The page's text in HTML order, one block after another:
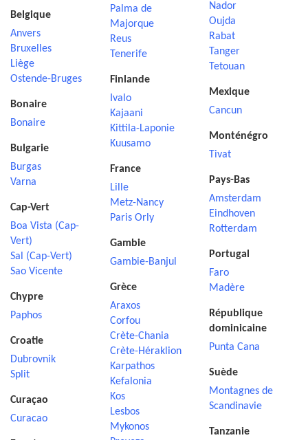
Belgique
Anvers
Bruxelles
Liège
Ostende-Bruges
Bonaire
Bonaire
Bulgarie
Burgas
Varna
Cap-Vert
Boa Vista (Cap-
Vert)
Sal (Cap-Vert)
Sao Vicente
Chypre
Paphos
Croatie
Dubrovnik
Split
Curaçao
Curacao
Palma de
Majorque
Reus
Tenerife
Finlande
Ivalo
Kajaani
Kittila-Laponie
Kuusamo
France
Lille
Metz-Nancy
Paris Orly
Gambie
Gambie-Banjul
Grèce
Araxos
Corfou
Crète-Chania
Crète-Héraklion
Karpathos
Kefalonia
Kos
Lesbos
Mykonos
Nador
Oujda
Rabat
Tanger
Tetouan
Mexique
Cancun
Monténégro
Tivat
Pays-Bas
Amsterdam
Eindhoven
Rotterdam
Portugal
Faro
Madère
République
dominicaine
Punta Cana
Suède
Montagnes de
Scandinavie
Tanzanie